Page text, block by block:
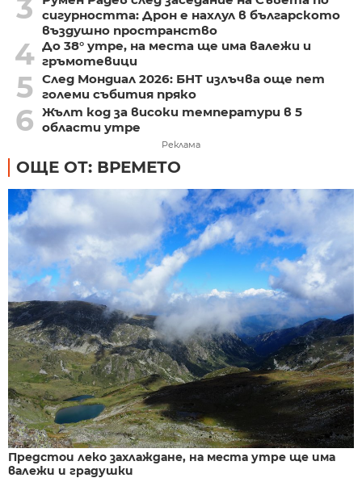
3
сигурността: Дрон е нахлул в българското
въздушно пространство
4 До 38° утре, на места ще има валежи и
гръмотевици
5 След Мондиал 2026: БНТ излъчва още пет
големи събития пряко
6 Жълт код за високи температури в 5
области утре
Реклама
ОЩЕ ОТ: ВРЕМЕТО
Предстои леко захлаждане, на места утре ще има
валежи и градушки